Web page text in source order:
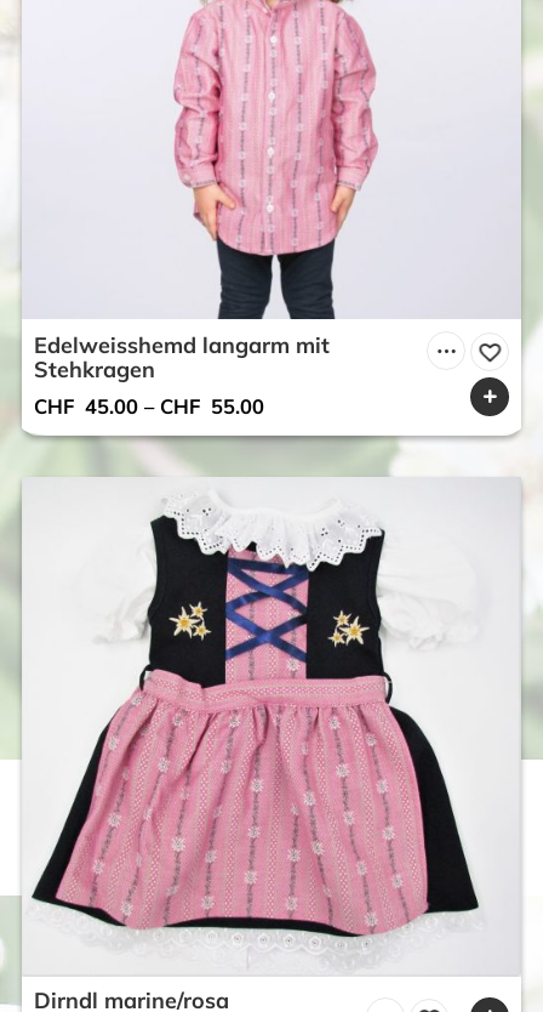
Edelweisshemd langarm mit
Stehkragen
CHF 45.00 – CHF 55.00
Dirndl marine/rosa